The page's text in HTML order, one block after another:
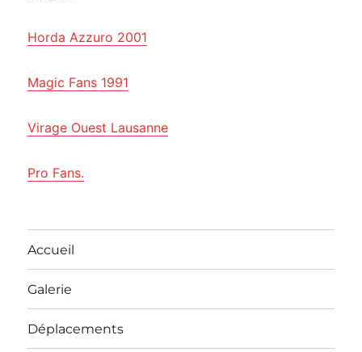
Horda Azzuro 2001
Magic Fans 1991
Virage Ouest Lausanne
Pro Fans.
Accueil
Galerie
Déplacements